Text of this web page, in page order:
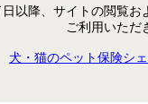
日以降、サイトの閲覧お
ご利用いただ
犬・猫のペット保険シ